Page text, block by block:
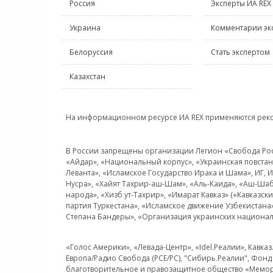
Россия
Украина
Белоруссия
Казахстан
Эксперты ИА REX
Комментарии
Стать экспертом
На информационном ресурсе ИА REX применяются
В России запрещены организации Легион «Свобода
«Айдар», «Национальный корпус», «Украинская
Леванта», «Исламское Государство Ирака и Шама»,
Нусра», «Хайят Тахрир-аш-Шам», «Аль-Каида», «Аш-
народа», «Хизб ут-Тахрир», «Имарат Кавказ»
партия Туркестана», «Исламское движение
Степана Бандеры», «Организация украинских
«Голос Америки», «Левада-Центр», «Idel.Реалии»,
Европа/Радио Свобода (PCE/PC), "Сибирь.Реалии",
благотворительное и правозащитное общество